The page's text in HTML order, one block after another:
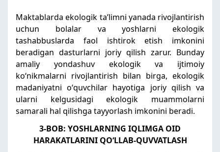
Maktablarda ekologik taʼlimni yanada rivojlantirish
uchun bolalar va yoshlarni ekologik
tashabbuslarda faol ishtirok etish imkonini
beradigan dasturlarni joriy qilish zarur. Bunday
amaliy yondashuv ekologik va ijtimoiy
koʻnikmalarni rivojlantirish bilan birga, ekologik
madaniyatni oʻquvchilar hayotiga joriy qilish va
ularni kelgusidagi ekologik muammolarni
samarali hal qilishga tayyorlash imkonini beradi.
3-BOB: YOSHLARNING IQLIMGA OID
HARAKATLARINI QOʻLLAB-QUVVATLASH